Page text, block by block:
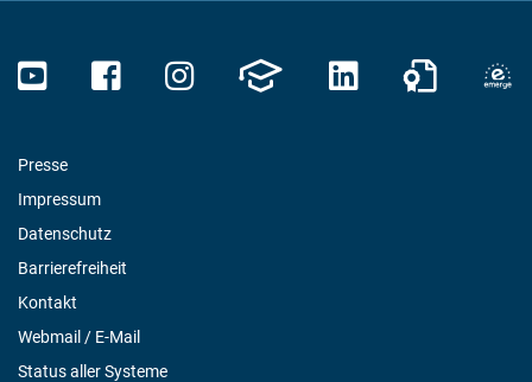
Presse
Impressum
Datenschutz
Barrierefreiheit
Kontakt
Webmail / E-Mail
Status aller Systeme